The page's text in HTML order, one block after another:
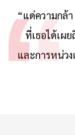
“แด่ความกล้
ที่เธอได้เผ
และการหน่ว